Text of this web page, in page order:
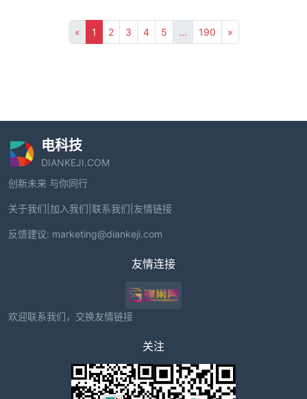
« 1 2 3 4 5 ... 190 »
电科技
DIANKEJI.COM
创新未来 与你同行
关于我们 加入我们 联系我们 友情链接
反馈建议: marketing@diankeji.com
友情连接
欢迎联系我们，交换友情链接
关注